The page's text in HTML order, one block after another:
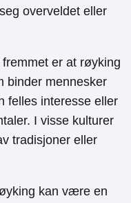
overveldet eller
er at røyking
binder mennesker
felles interesse eller
I visse kulturer
tradisjoner eller
kan være en